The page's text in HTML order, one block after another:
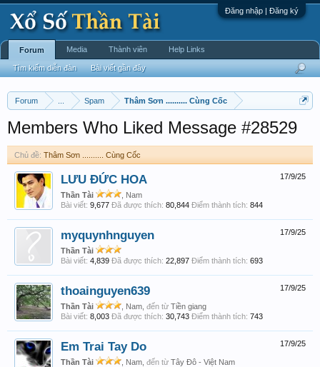
Đăng nhập | Đăng ký
Forum Spam Thâm Sơn .......... Cùng Cốc
Members Who Liked Message #28529
Chủ đề: Thâm Sơn .......... Cùng Cốc
17/9/25
LƯU ĐỨC HOA
Thần Tài
, Nam
Bài viết: 9,677 Đã được thích: 80,844 Điểm thành tích: 844
17/9/25
myquynhnguyen
Thần Tài
Bài viết: 4,839 Đã được thích: 22,897 Điểm thành tích: 693
17/9/25
thoainguyen639
Thần Tài , Nam, đến từ Tiền giang
Bài viết: 8,003 Đã được thích: 30,743 Điểm thành tích: 743
17/9/25
Em Trai Tay Do
Thần Tài , Nam, đến từ Tây Đô - Việt Nam
Forum
Tìm kiếm diễn đàn Bài viết gần đây
Media Thành viên Help Links